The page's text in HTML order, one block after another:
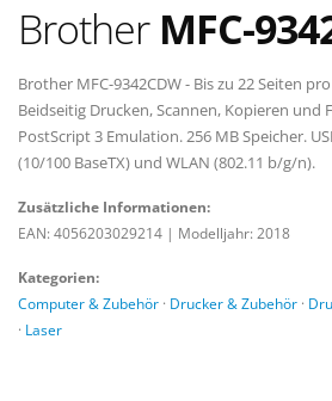
Brother MFC-
Brother MFC-9342CDW - Bis zu 22 Seiten
Beidseitig Drucken, Scannen, Kopieren und
PostScript 3 Emulation. 256 MB Speicher.
(10/100 BaseTX) und WLAN (802.11 b/g/n).
Zusätzliche Informationen:
EAN: 4056203029214 | Modelljahr: 2018
Kategorien:
Computer & Zubehör · Drucker & Zubehör ·
· Laser